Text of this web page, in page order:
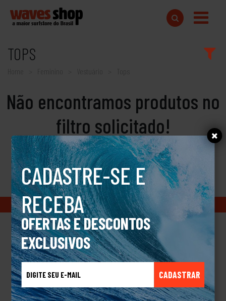
CADASTRE-SE E
RECEBA
OFERTAS E DESCONTOS
EXCLUSIVOS
CADASTRAR
TOPS
Home Feminino
Não encontramos produtos no
filtro solicitado!
Copyright © 2018 www.wavesshop.com.br - Todos os direitos reservados